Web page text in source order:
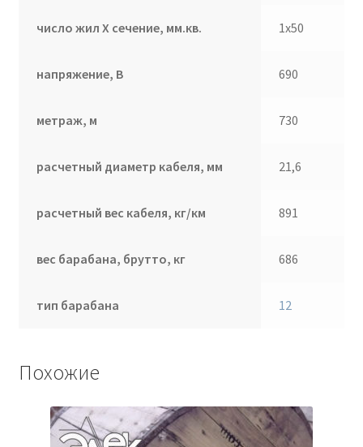
число жил Х сечение, мм.кв. 1х50
напряжение, В 690
метраж, м 730
расчетный диаметр кабеля, мм 21,6
расчетный вес кабеля, кг/км 891
вес барабана, брутто, кг 686
тип барабана 12
Похожие